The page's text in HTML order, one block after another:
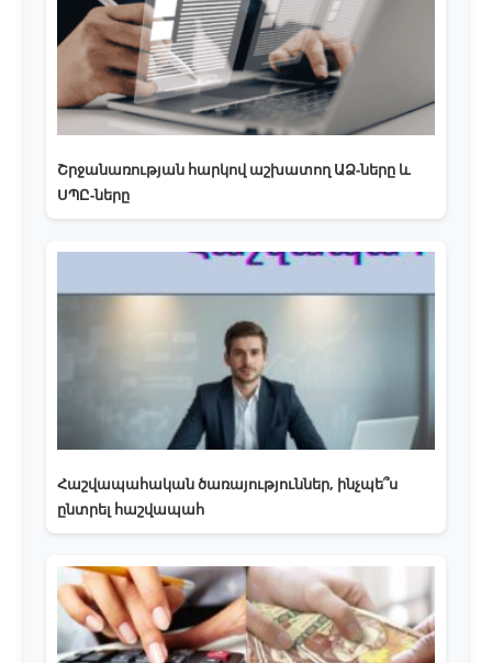
Շրջանառության հարկով աշխատող ԱՁ-ները և
ՍՊԸ-ները
Հաշվապահական ծառայություններ, ինչպե՞ս
ընտրել հաշվապահ